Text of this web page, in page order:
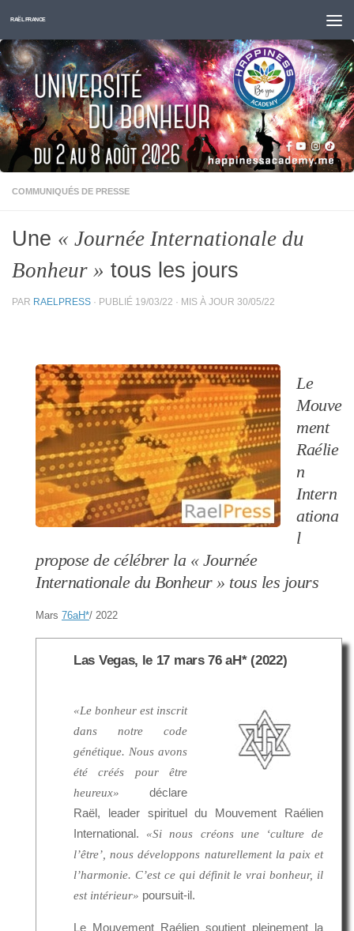
Skip to content
RAËL FRANCE
COMMUNIQUÉS DE PRESSE
Une « Journée Internationale du
Bonheur » tous les jours
PAR RAELPRESS · PUBLIÉ 19/03/22 · MIS À JOUR 30/05/22
Le
Mouve
ment
Raélie
n
Intern
ationa
l
propose de célébrer la « Journée
Internationale du Bonheur » tous les jours
Mars 76aH*/ 2022
Las Vegas, le 17 mars 76 aH* (2022)
«Le bonheur est inscrit
dans notre code
génétique. Nous avons
été créés pour être
heureux» déclare
Raël, leader spirituel du Mouvement Raélien
International. «Si nous créons une ‘culture de
l’être’, nous développons naturellement la paix et
l’harmonie. C’est ce qui définit le vrai bonheur, il
est intérieur» poursuit-il.
Le Mouvement Raélien soutient pleinement la